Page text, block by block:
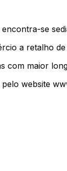
se
a retalho
com maior
website